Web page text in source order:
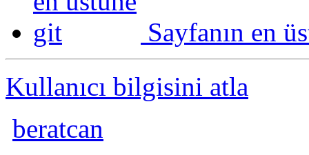
Sayfanın en
Kullanıcı bilgisini atla
beratcan